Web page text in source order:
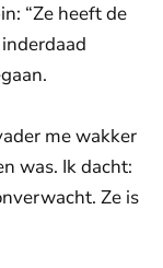
“Ze heeft de
me wakker
was. Ik dacht:
Ze is